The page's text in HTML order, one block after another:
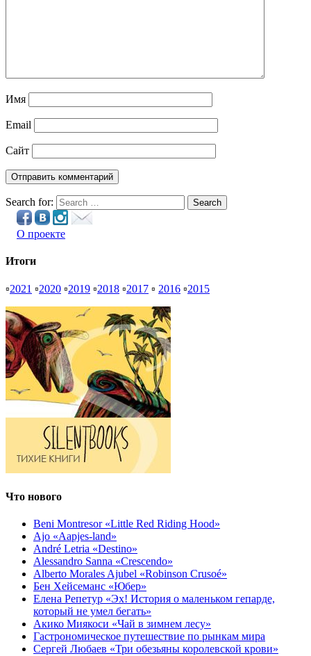
Имя
Email
Сайт
Search for: Search
О проекте
Итоги
▫2021 ▫2020 ▫2019 ▫2018 ▫2017 ▫ 2016 ▫2015
Что нового
Beni Montresor «Little Red Riding Hood»
Ajo «Aapjes-land»
André Letria «Destino»
Alessandro Sanna «Crescendo»
Alberto Morales Ajubel «Robinson Crusoé»
Бен Хейсеманс «Юбер»
Елена Репетур «Эх! История о маленьком гепарде,
который не умел бегать»
Акико Миякоси «Чай в зимнем лесу»
Гастрономическое путешествие по рынкам мира
Сергей Любаев «Три обезьяны королевской крови»